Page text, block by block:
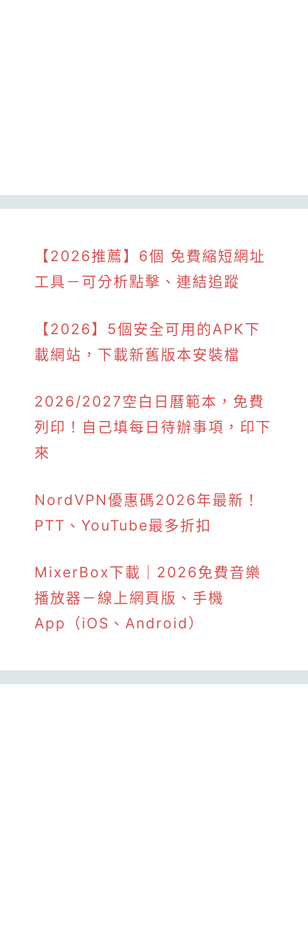
【2026推薦】6個 免費縮短網址
工具－可分析點擊、連結追蹤
【2026】5個安全可用的APK下
載網站，下載新舊版本安裝檔
2026/2027空白日曆範本，免費
列印！自己填每日待辦事項，印下
來
NordVPN優惠碼2026年最新！
PTT、YouTube最多折扣
MixerBox下載｜2026免費音樂
播放器－線上網頁版、手機
App（iOS、Android）